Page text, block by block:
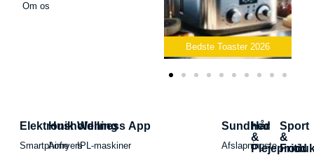
Om os
Bedste Elkedel
Elektronik
Smartphone
Husholdning
Airfryers
Wellness App
IPL-maskiner
Sundhed
Afslapningste
Hår
&
Sport
&
Fritid